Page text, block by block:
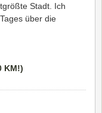
Stadt. Ich
über die